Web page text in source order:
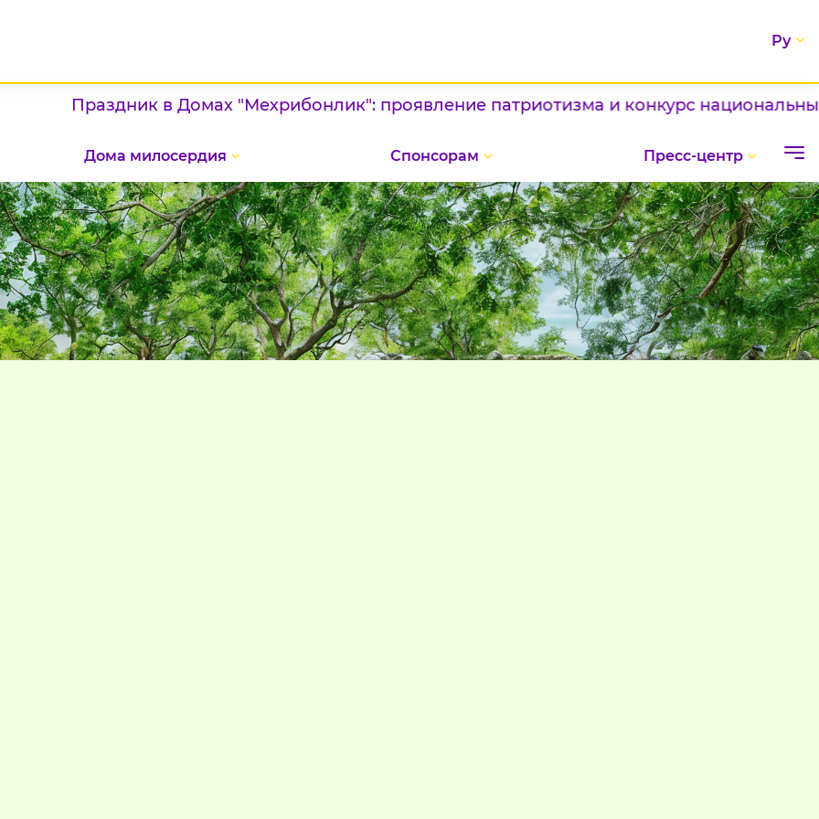
Ру
Праздник в Домах "Мехрибонлик": проявление патриотизма и конкурс национальных
Дома милосердия Спонсорам Пресс-центр